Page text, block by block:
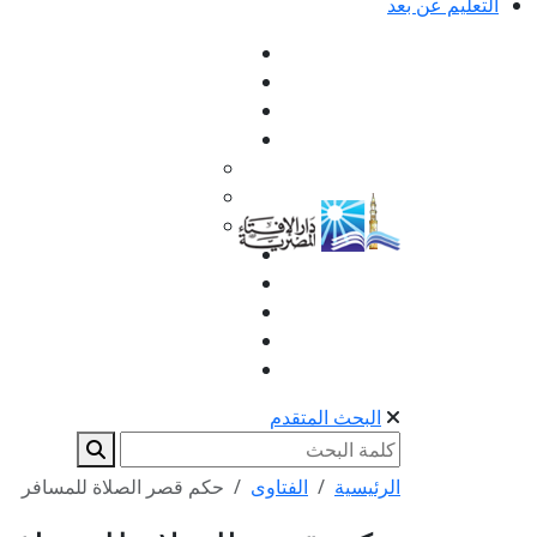
البحث المتقدم
الرئيسية الفتاوى حكم قصر الصلاة للمسافر